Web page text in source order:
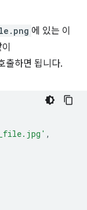
에 있는 이
출하면 됩니다.
,